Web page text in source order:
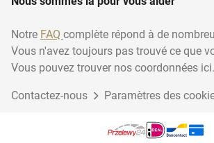
Canapé
Notre FAQ complète répond à de
Vous n'avez toujours pas trouvé ce que
Vous pouvez trouver nos coordonnées ici.
Contactez-nous Paramètres des